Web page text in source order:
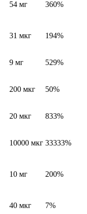
54 мг 360%
31 мкг 194%
9 мг 529%
200 мкг 50%
20 мкг 833%
10000 мкг 33333%
10 мг 200%
40 мкг 7%